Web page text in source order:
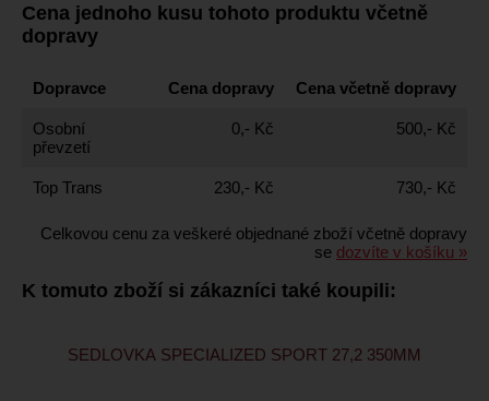
Cena jednoho kusu tohoto produktu včetně
dopravy
Dopravce Cena dopravy Cena včetně dopravy
Osobní
převzetí
0,- Kč 500,- Kč
Top Trans 230,- Kč 730,- Kč
Celkovou cenu za veškeré objednané zboží včetně dopravy
se dozvíte v košíku »
K tomuto zboží si zákazníci také koupili:
SEDLOVKA SPECIALIZED SPORT 27,2 350MM